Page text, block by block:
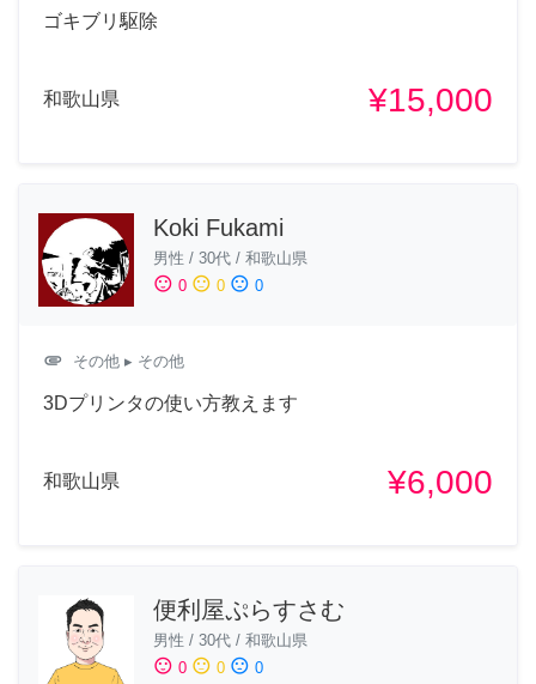
ゴキブリ駆除
和歌山県 ¥15,000
Koki Fukami
男性 / 30代 / 和歌山県
sentiment_satisfied 0 sentiment_neutral 0 sentiment_dissatisfied 0
attachment その他 ▸ その他
3Dプリンタの使い方教えます
和歌山県 ¥6,000
便利屋ぷらすさむ
男性 / 30代 / 和歌山県
sentiment_satisfied 0 sentiment_neutral 0 sentiment_dissatisfied 0